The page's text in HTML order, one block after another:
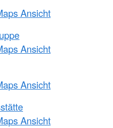
Ansicht
Ansicht
Ansicht
Ansicht